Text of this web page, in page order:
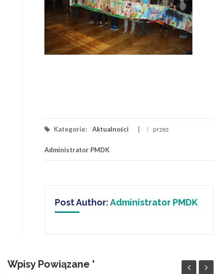
Kategorie: Aktualności / przez
Administrator PMDK
Post Author:Administrator PMDK
Wpisy Powiązane '